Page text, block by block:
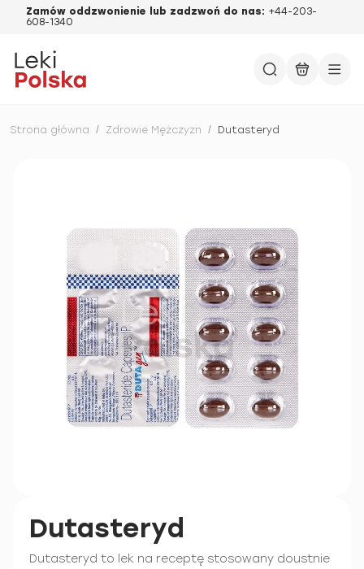
Zamów oddzwonienie lub zadzwoń do nas: +44-203-
608-1340
Strona główna / Zdrowie Mężczyzn / Dutasteryd
Dutasteryd
Dutasteryd to lek na receptę stosowany doustnie